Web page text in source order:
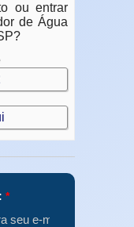
ou entrar
de Água
*